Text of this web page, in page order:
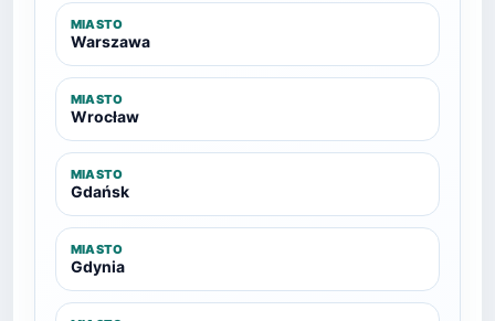
MIASTO
Warszawa
MIASTO
Wrocław
MIASTO
Gdańsk
MIASTO
Gdynia